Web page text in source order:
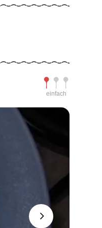
Schwierigkeit
einfach
Next